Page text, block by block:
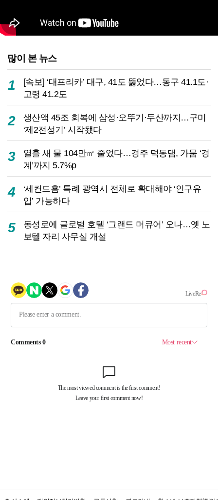
많이 본 뉴스
1
[속보] ‘대프리카’ 대구, 41도 뚫었다…동구 41.1도·
고령 41.2도
2
생산액 45조 회복에 삼성·오뚜기·두산까지…구미
‘제2전성기’ 시작됐다
3
열흘 새 물 104만㎥ 줄었다…경주 덕동댐, 가뭄 ‘경
계’까지 5.7%p
4
‘세컨드홈’ 특례 광역시 전체로 확대해야 ‘인구유
입’ 가능하다
5
동성로에 글로벌 호텔 ‘그랜드 머큐어’ 오나…옛 노
보텔 자리 사무실 개설